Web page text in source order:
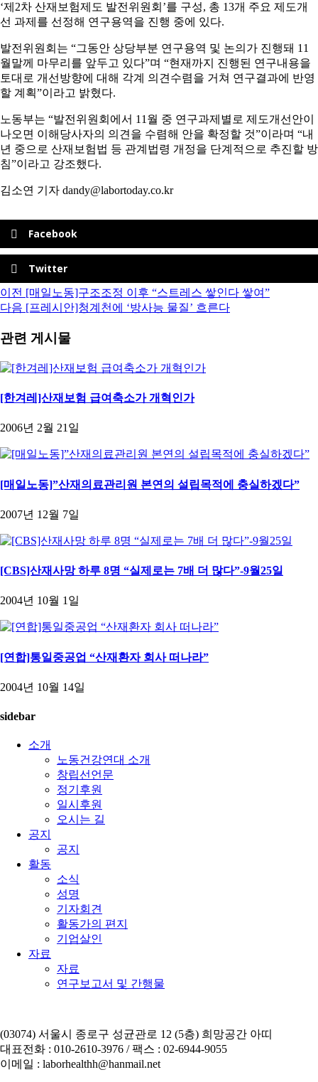
‘제2차 산재보험제도 발전위원회’를 구성, 총 13개 주요 제도개
선 과제를 선정해 연구용역을 진행 중에 있다.
발전위원회는 “그동안 상당부분 연구용역 및 논의가 진행돼 11
월말께 마무리를 앞두고 있다”며 “현재까지 진행된 연구내용을
토대로 개선방향에 대해 각계 의견수렴을 거쳐 연구결과에 반영
할 계획”이라고 밝혔다.
노동부는 “발전위원회에서 11월 중 연구과제별로 제도개선안이
나오면 이해당사자의 의견을 수렴해 안을 확정할 것”이라며 “내
년 중으로 산재보험법 등 관계법령 개정을 단계적으로 추진할 방
침”이라고 강조했다.
김소연 기자 dandy@labortoday.co.kr
Facebook
Twitter
이전 [매일노동]구조조정 이후 “스트레스 쌓인다 쌓여”
다음 [프레시안]청계천에 ‘방사능 물질’ 흐른다
관련 게시물
[한겨레]산재보험 급여축소가 개혁인가
2006년 2월 21일
[매일노동]”산재의료관리원 본연의 설립목적에 충실하겠다”
2007년 12월 7일
[CBS]산재사망 하루 8명 “실제로는 7배 더 많다”-9월25일
2004년 10월 1일
[연합]통일중공업 “산재환자 회사 떠나라”
2004년 10월 14일
sidebar
소개
노동건강연대 소개
창립선언문
정기후원
일시후원
오시는 길
공지
공지
활동
소식
성명
기자회견
활동가의 편지
기업살인
자료
자료
연구보고서 및 간행물
(03074) 서울시 종로구 성균관로 12 (5층) 희망공간 아띠
대표전화 : 010-2610-3976 / 팩스 : 02-6944-9055
이메일 : laborhealthh@hanmail.net